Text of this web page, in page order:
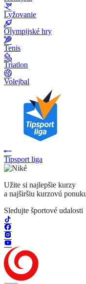
Lyžovanie
Olympijské hry
Tenis
Triatlon
Volejbal
Tipsport liga
Užite si najlepšie kurzy
a najširšiu kurzovú
Sledujte športové udalosti